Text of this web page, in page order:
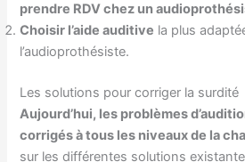
prendre RDV chez un
Choisir l’aide auditive la plus
l’audioprothésiste.
Les solutions pour corriger la surdité
Aujourd’hui, les problèmes
corrigés à tous les niveaux de la
sur les différentes solutions